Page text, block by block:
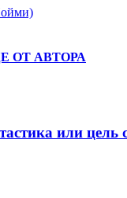
ОТ АВТОРА
или